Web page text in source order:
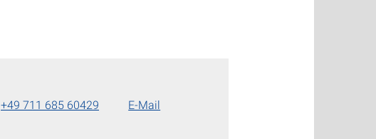
+49 711 685 60429 E-Mail